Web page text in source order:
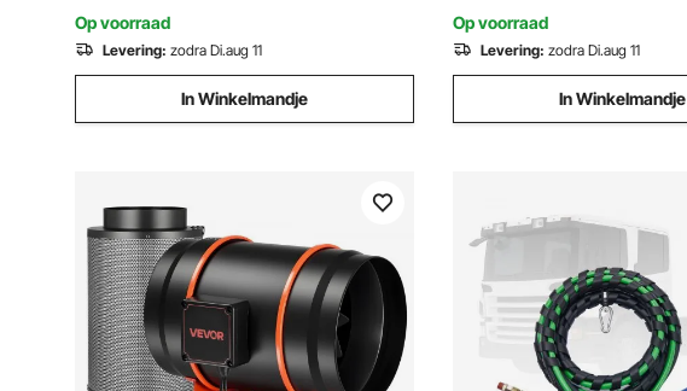
tijdregeling, voor restaurants, bakkerijen
en snackbars.
Op voorraad
Levering: zodra Di.aug 11
In Winkelmandje
Kweektenten, Hydroponie
Op voorraad
Levering: zodra Di.aug 11
In Winkelmandje